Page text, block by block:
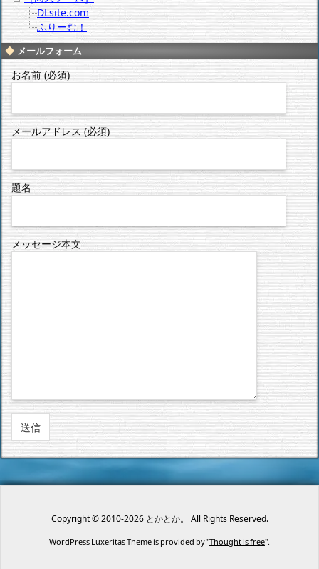
DLsite.com
ふりーむ！
メールフォーム
お名前 (必須)
メールアドレス (必須)
題名
メッセージ本文
Copyright ©2010-2026 とかとか。 All Rights Reserved.
WordPress Luxeritas Theme is provided by "Thought is free".